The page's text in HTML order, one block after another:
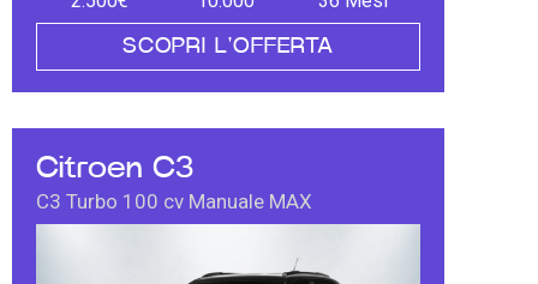
SCOPRI L'OFFERTA
Citroen C3
C3 Turbo 100 cv Manuale MAX